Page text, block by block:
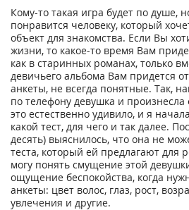
Кому-то такая игра будет по душе,
понравится человеку, который
объект для знакомства. Если Вы
жизни, то какое-то время Вам
как в старинных романах, только
девичьего альбома Вам придется
анкеты, не всегда понятные. Так,
по телефону девушка и
это естественно удивило, и я
какой тест, для чего и так далее.
десять) выяснилось, что она не
теста, который ей предлагают для
могу понять смущение этой
ощущение беспокойства, когда
анкеты: цвет волос, глаз, рост,
увлечения и другие.